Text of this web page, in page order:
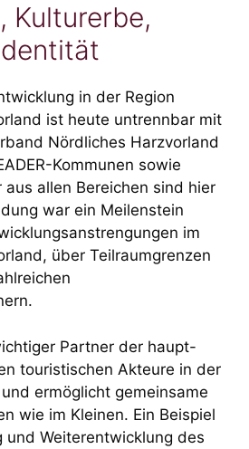
Kulturerbe,
in der Region
ist heute untrennbar mit
Nördliches Harzvorland
Kommunen sowie
allen Bereichen sind hier
war ein Meilenstein
im
über Teilraumgrenzen
Partner der haupt-
touristischen Akteure in der
ermöglicht gemeinsame
wie im Kleinen. Ein Beispiel
und Weiterentwicklung des